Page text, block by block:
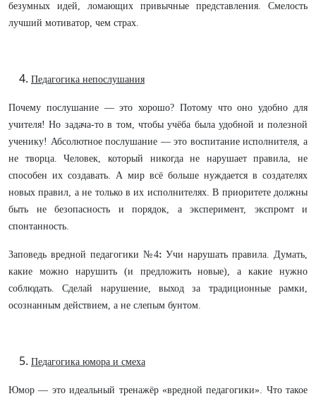
безумных идей, ломающих привычные представления. Смелость
лучший мотиватор, чем страх.
Педагогика непослушания
Почему послушание — это хорошо? Потому что оно удобно для
учителя! Но задача-то в том, чтобы учёба была удобной и полезной
ученику! Абсолютное послушание — это воспитание исполнителя, а
не творца. Человек, который никогда не нарушает правила, не
способен их создавать. А мир всё больше нуждается в создателях
новых правил, а не только в их исполнителях. В приоритете должны
быть не безопасность и порядок, а эксперимент, экспромт и
спонтанность.
Заповедь вредной педагогики №4: Учи нарушать правила. Думать,
какие можно нарушить (и предложить новые), а какие нужно
соблюдать. Сделай нарушение, выход за традиционные рамки,
осознанным действием, а не слепым бунтом.
Педагогика юмора и смеха
Юмор — это идеальный тренажёр «вредной педагогики». Что такое